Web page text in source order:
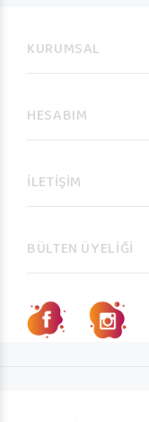
KURUMSAL
HESABIM
İLETİŞİM
BÜLTEN ÜYELİĞİ